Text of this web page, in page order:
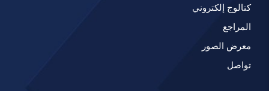
كتالوج إلكتروني
المراجع
معرض الصور
تواصل